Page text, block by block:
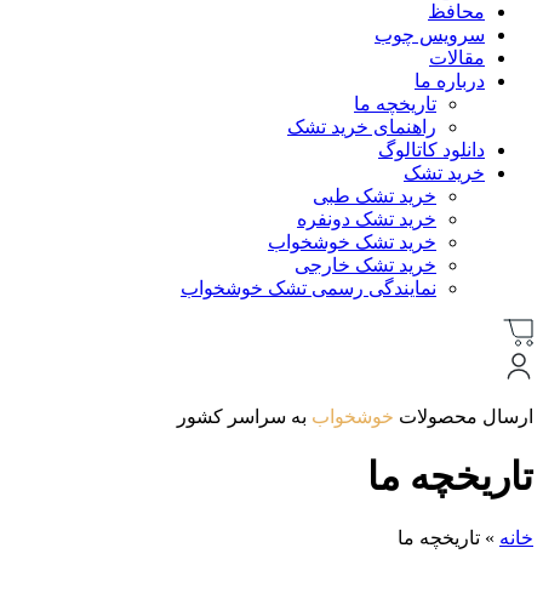
محافظ
سرویس چوب
مقالات
درباره ما
تاریخچه ما
راهنمای خرید تشک
دانلود کاتالوگ
خرید تشک
خرید تشک طبی
خرید تشک دونفره
خرید تشک خوشخواب
خرید تشک خارجی
نمایندگی رسمی تشک خوشخواب
ارسال محصولات خوشخواب به سراسر کشور
تاریخچه ما
خانه » تاریخچه ما